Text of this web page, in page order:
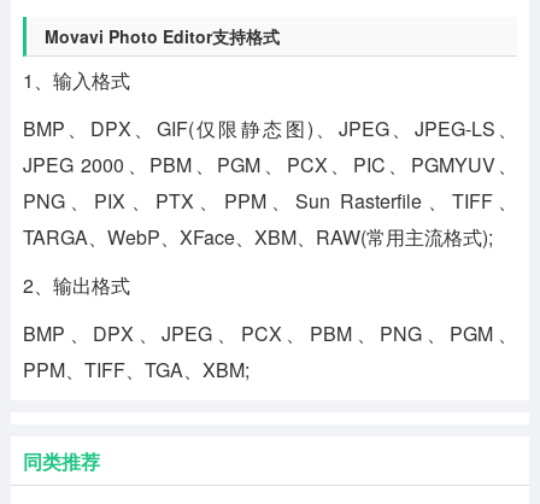
Movavi Photo Editor支持格式
1、输入格式
BMP、DPX、GIF(仅限静态图)、JPEG、JPEG-LS、
JPEG 2000、PBM、PGM、PCX、PIC、PGMYUV、
PNG、PIX、PTX、PPM、Sun Rasterfile、TIFF、
TARGA、WebP、XFace、XBM、RAW(常用主流格式);
2、输出格式
BMP、DPX、JPEG、PCX、PBM、PNG、PGM、
PPM、TIFF、TGA、XBM;
同类推荐